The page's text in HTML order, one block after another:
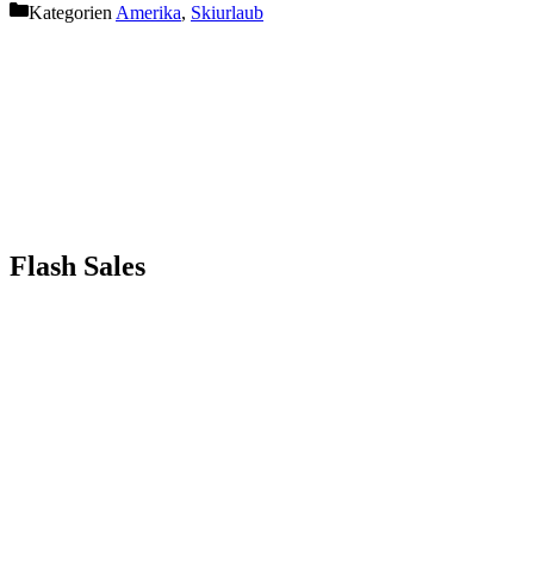
Kategorien Amerika, Skiurlaub
Flash Sales